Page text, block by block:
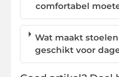
comfortabel
Wat maakt
geschikt voor